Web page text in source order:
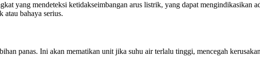
yang mendeteksi ketidakseimbangan arus listrik, yang dapat mengindikasikan
atau bahaya serius.
panas. Ini akan mematikan unit jika suhu air terlalu tinggi, mencegah